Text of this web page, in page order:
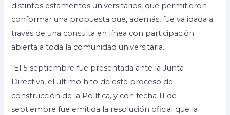
distintos estamentos universitarios, que permitieron
conformar una propuesta que, además, fue validada a
través de una consulta en línea con participación
abierta a toda la comunidad universitaria.
“El 5 septiembre fue presentada ante la Junta
Directiva, el último hito de este proceso de
construcción de la Política, y con fecha 11 de
septiembre fue emitida la resolución oficial que la